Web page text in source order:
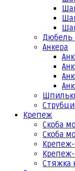
Дюбель
Анкера
Крепеж
Скоба
Скоба
Стяжка